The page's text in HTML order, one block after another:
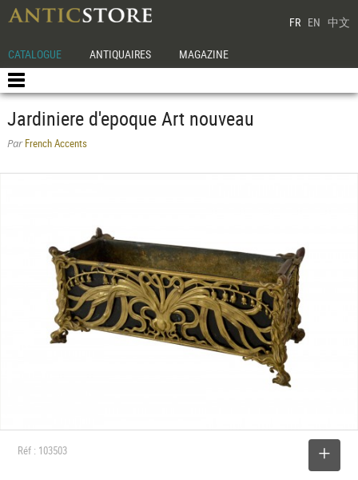
FR EN 中文
CATALOGUE ANTIQUAIRES MAGAZINE
Jardiniere d'epoque Art nouveau
ParFrench Accents
Réf : 103503